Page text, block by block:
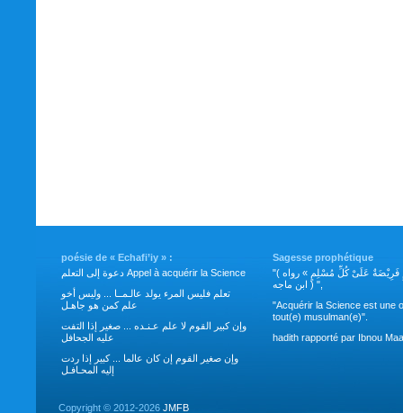
poésie de « Echafi’iy » :
دعوة إلى التعلم Appel à acquérir la Science
تعلم فليس المرء يولد عالـمــا ... وليس أخو
علم كمن هو جاهـل
وإن كبير القوم لا علم عـنـده ... صغير إذا التفت
عليه الجحافل
وإن صغير القوم إن كان عالما ... كبير إذا ردت
إليه المحـافـل
Sagesse prophétique
"( طَلَبُ العِلْمِ فَرِيْضَةٌ عَلَىْ كُلِّ مُسْلِمٍ » رواه
ابن ماجه ) ",
"Acquérir la Science est une
tout(e) musulman(e)".
hadith rapporté par Ibnou
Copyright © 2012-2026 JMFB